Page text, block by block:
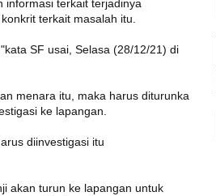
informasi terkait terjadinya
terkait masalah itu.
SF usai, Selasa (28/12/21) di
menara itu, maka harus diturunka
ke lapangan.
diinvestigasi itu
akan turun ke lapangan untuk